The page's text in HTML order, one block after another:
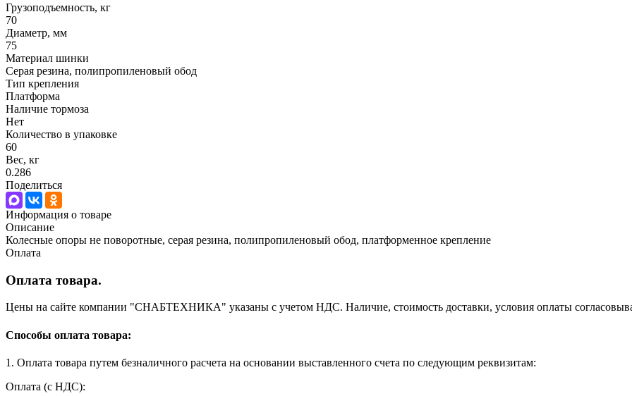
Грузоподъемность, кг
70
Диаметр, мм
75
Материал шинки
Серая резина, полипропиленовый обод
Тип крепления
Платформа
Наличие тормоза
Нет
Количество в упаковке
60
Вес, кг
0.286
Поделиться
Информация о товаре
Описание
Колесные опоры не поворотные, серая резина, полипропиленовый обод, платформенное крепление
Оплата
Оплата товара.
Цены на сайте компании "СНАБТЕХНИКА" указаны с учетом НДС. Наличие, стоимость доставки, условия оплаты
Способы оплата товара:
1. Оплата товара путем безналичного расчета на основании выставленного счета по следующим реквизитам:
Оплата (с НДС):